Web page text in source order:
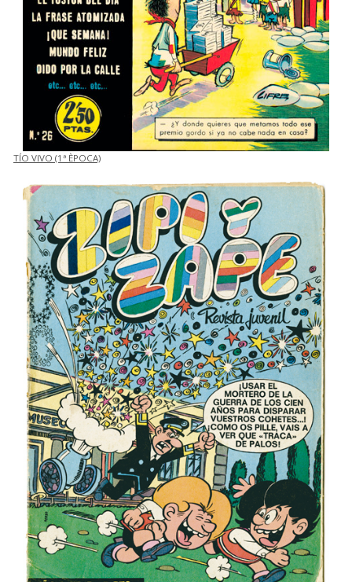
TÍO VIVO (1ª ÈPOCA)